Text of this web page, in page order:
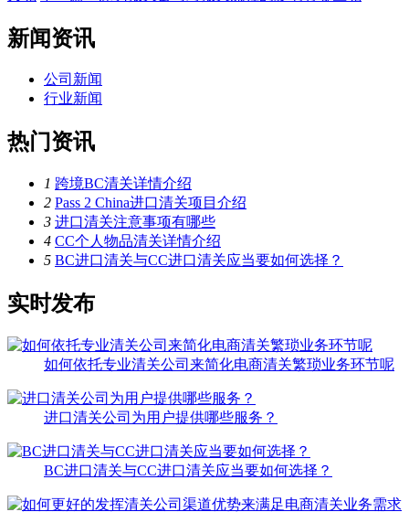
新闻资讯
公司新闻
行业新闻
热门资讯
1 跨境BC清关详情介绍
2 Pass 2 China进口清关项目介绍
3 进口清关注意事项有哪些
4 CC个人物品清关详情介绍
5 BC进口清关与CC进口清关应当要如何选择？
实时发布
如何依托专业清关公司来简化电商清关繁琐业务环节呢
进口清关公司为用户提供哪些服务？
BC进口清关与CC进口清关应当要如何选择？